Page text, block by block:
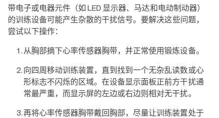
带电子或电器元件（如 LED 显示器、马达和电动制动器）
的训练设备可能产生杂散的干扰信号。要解决这些问题，
尝试以下操作：
从胸部摘下心率传感器胸带，并正常使用锻炼设备。
向四周移动训练装置，直到找到一个无杂乱读数或心
形标志不闪烁的区域。在设备显示面板正前方干扰通
常最严重，而显示屏的左边或右边则相对无干扰。
再将心率传感器胸带戴回胸部，尽量让训练装置处于